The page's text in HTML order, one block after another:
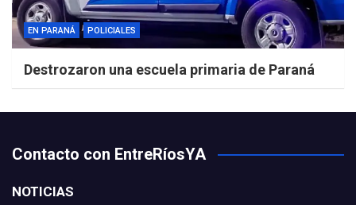
EN PARANÁ POLICIALES
Destrozaron una escuela primaria de Paraná
Contacto con EntreRíosYA
NOTICIAS